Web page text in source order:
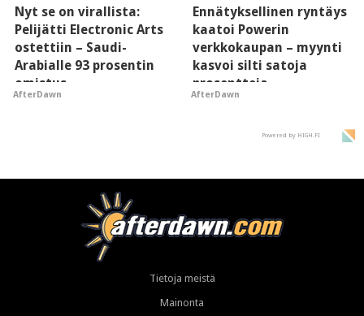
Nyt se on virallista:
Pelijätti Electronic Arts
ostettiin – Saudi-
Arabialle 93 prosentin
omistus
AfterDawn
Ennätyksellinen ryntäys
kaatoi Powerin
verkkokaupan – myynti
kasvoi silti satoja
prosentteja
AfterDawn
Powered by HIGH.FI
Tietoja meistä
Mainonta